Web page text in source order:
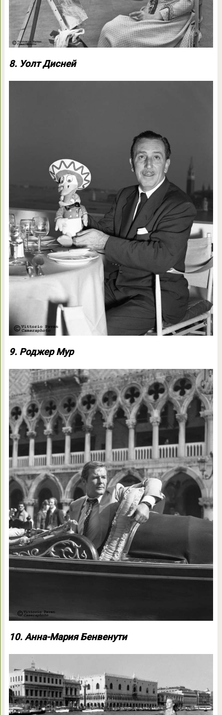
8. Уолт Дисней
9. Роджер Мур
10. Анна-Мария Бенвенути